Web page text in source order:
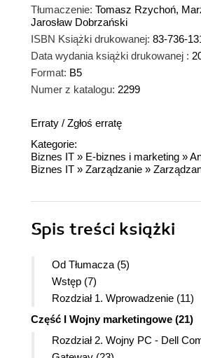
Tłumaczenie: Tomasz Rzychoń,
Jarosław Dobrzański
ISBN Książki drukowanej: 83-736-
Data wydania książki drukowanej :
Format: B5
Numer z katalogu: 2299
Erraty / Zgłoś erratę
Kategorie:
Biznes IT » E-biznes i marketing »
Biznes IT » Zarządzanie »
Spis treści książki
Od Tłumacza (5)
Wstęp (7)
Rozdział 1. Wprowadzenie (11)
Część I Wojny marketingowe (21)
Rozdział 2. Wojny PC - Dell